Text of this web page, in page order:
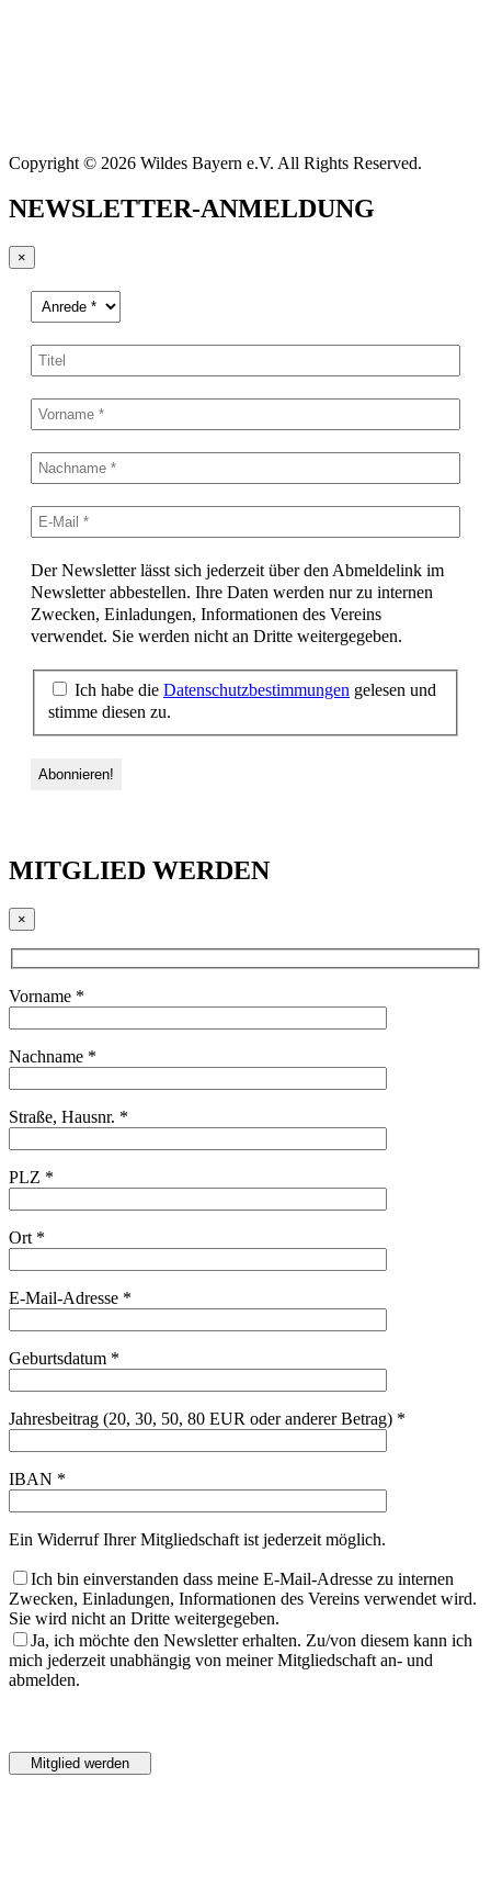
Copyright © 2026 Wildes Bayern e.V. All Rights Reserved.
NEWSLETTER-ANMELDUNG
×
Der Newsletter lässt sich jederzeit über den Abmeldelink im
Newsletter abbestellen. Ihre Daten werden nur zu internen
Zwecken, Einladungen, Informationen des Vereins
verwendet. Sie werden nicht an Dritte weitergegeben.
Ich habe die Datenschutzbestimmungen gelesen und
stimme diesen zu.
MITGLIED WERDEN
×
Vorname *
Nachname *
Straße, Hausnr. *
PLZ *
Ort *
E-Mail-Adresse *
Geburtsdatum *
Jahresbeitrag (20, 30, 50, 80 EUR oder anderer Betrag) *
IBAN *
Ein Widerruf Ihrer Mitgliedschaft ist jederzeit möglich.
Ich bin einverstanden dass meine E-Mail-Adresse zu internen
Zwecken, Einladungen, Informationen des Vereins verwendet wird.
Sie wird nicht an Dritte weitergegeben.
Ja, ich möchte den Newsletter erhalten. Zu/von diesem kann ich
mich jederzeit unabhängig von meiner Mitgliedschaft an- und
abmelden.
dieses
Feld
lasse
dieses